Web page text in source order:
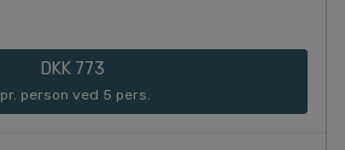
DKK 773
pr. person ved 5 pers.